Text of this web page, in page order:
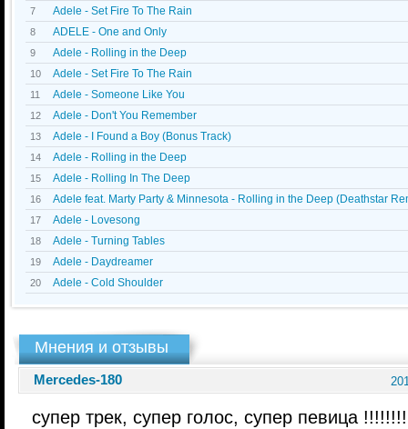
7 Adele - Set Fire To The Rain
8 ADELE - One and Only
9 Adele - Rolling in the Deep
10 Adele - Set Fire To The Rain
11 Adele - Someone Like You
12 Adele - Don't You Remember
13 Adele - I Found a Boy (Bonus Track)
14 Adele - Rolling in the Deep
15 Adele - Rolling In The Deep
16 Adele feat. Marty Party & Minnesota - Rolling in the Deep (Deathstar
17 Adele - Lovesong
18 Adele - Turning Tables
19 Adele - Daydreamer
20 Adele - Cold Shoulder
Мнения и отзывы
Mercedes-180
супер трек, супер голос, супер певица